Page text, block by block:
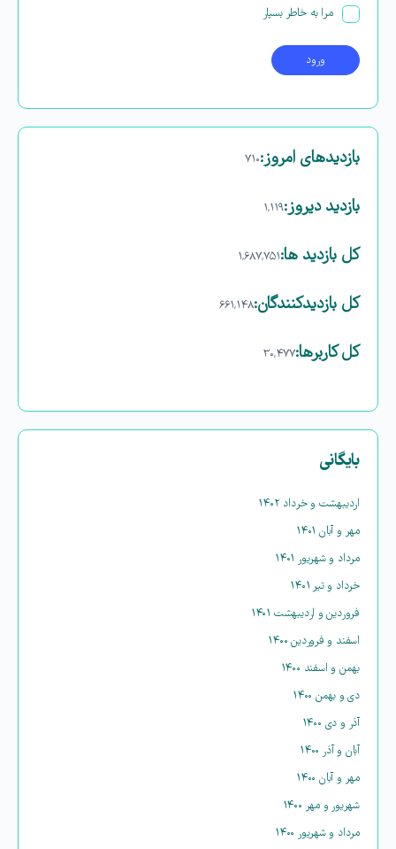
مرا به خاطر بسپار
بازدیدهای امروز:۷۱۰
بازدید دیروز:۱,۱۱۹
کل بازدید ها:۱,۶۸۷,۷۵۱
کل بازدیدکنند‌گان:۶۶۱,۱۴۸
کل کاربرها:۳۰,۴۷۷
بایگانی
اردیبهشت و خرداد ۱۴۰۲
مهر و آبان ۱۴۰۱
مرداد و شهریور ۱۴۰۱
خرداد و تیر ۱۴۰۱
فروردین و اردیبهشت ۱۴۰۱
اسفند و فروردین ۱۴۰۰
بهمن و اسفند ۱۴۰۰
دی و بهمن ۱۴۰۰
آذر و دی ۱۴۰۰
آبان و آذر ۱۴۰۰
مهر و آبان ۱۴۰۰
شهریور و مهر ۱۴۰۰
مرداد و شهریور ۱۴۰۰